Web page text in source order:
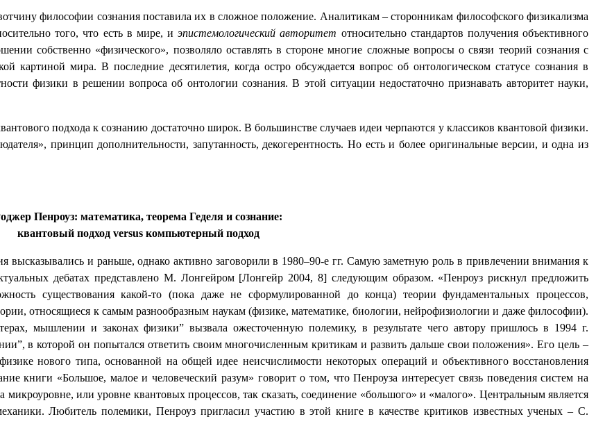
философии сознания поставила их в сложное положение. Аналитикам – сторонникам философского физикализма
того, что есть в мире, иэпистемологический авторитет относительно стандартов получения объективного
собственно «физического», позволяло оставлять в стороне многие сложные вопросы о связи теорий сознания с
картиной мира. В последние десятилетия, когда остро обсуждается вопрос об онтологическом статусе сознания в
физики в решении вопроса об онтологии сознания. В этой ситуации недостаточно признавать авторитет науки,
подхода к сознанию достаточно широк. В большинстве случаев идеи черпаются у классиков квантовой физики.
принцип дополнительности, запутанность, декогерентность. Но есть и более оригинальные версии, и одна из
Пенроуз: математика, теорема Геделя и сознание:
квантовый подход versusкомпьютерный подход
высказывались и раньше, однако активно заговорили в 1980–90-е гг. Самую заметную роль в привлечении внимания к
дебатах представлено М. Лонгейром [Лонгейр 2004, 8] следующим образом. «Пенроуз рискнул предложить
существования какой-то (пока даже не сформулированной до конца) теории фундаментальных процессов,
относящиеся к самым разнообразным наукам (физике, математике, биологии, нейрофизиологии и даже философии).
мышлении и законах физики” вызвала ожесточенную полемику, в результате чего автору пришлось в 1994 г.
в которой он попытался ответить своим многочисленным критикам и развить дальше свои положения». Его цель –
нового типа, основанной на общей идее неисчислимости некоторых операций и объективного восстановления
книги «Большое, малое и человеческий разум» говорит о том, что Пенроуза интересует связь поведения систем на
или уровне квантовых процессов, так сказать, соединение «большого» и «малого». Центральным является
Любитель полемики, Пенроуз пригласил участию в этой книге в качестве критиков известных ученых – С.